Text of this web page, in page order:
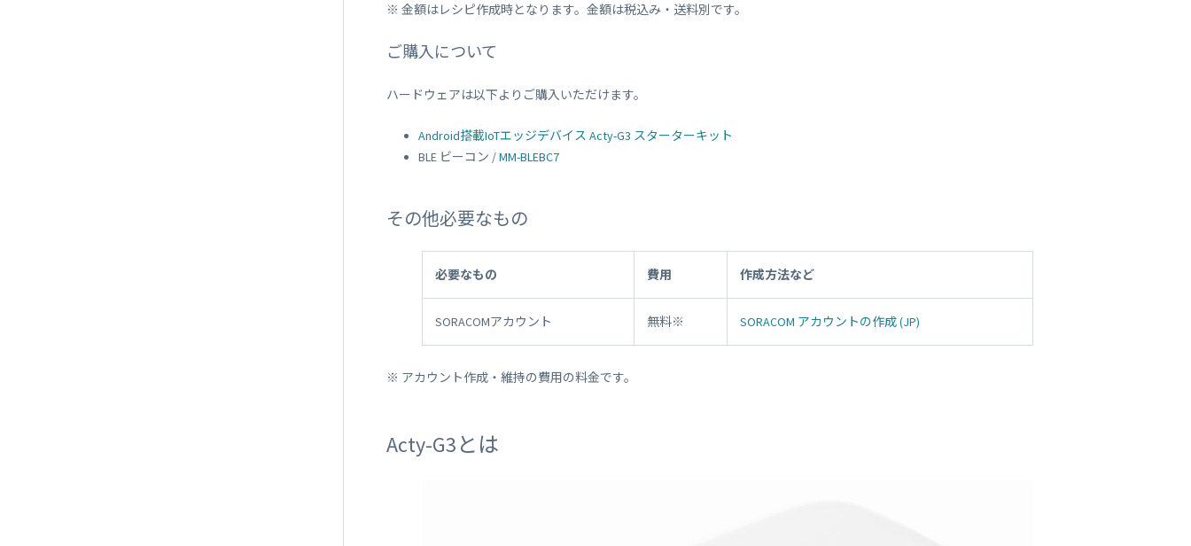
※ 金額はレシピ作成時となります。金額は税込み・送料別です。
ご購入について
ハードウェアは以下よりご購入いただけます。
Android搭載IoTエッジデバイス Acty-G3 スターターキット
BLE ビーコン /MM-BLEBC7
その他必要なもの
必要なもの 費用 作成方法など
SORACOMアカウント 無料※ SORACOM アカウントの作成 (JP)
※ アカウント作成・維持の費用の料金です。
Acty-G3とは